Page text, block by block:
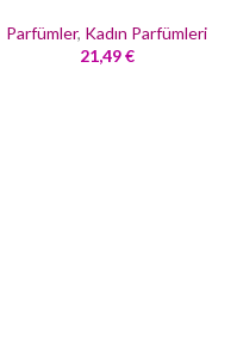
Parfümler, Kadın Parfümleri
21,49€